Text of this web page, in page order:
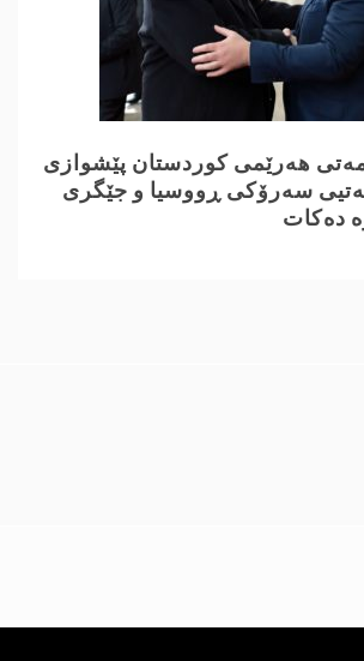
هەرێمی کوردستان پێشوازی
سەرۆکی ڕووسیا و جێگری
دەکات